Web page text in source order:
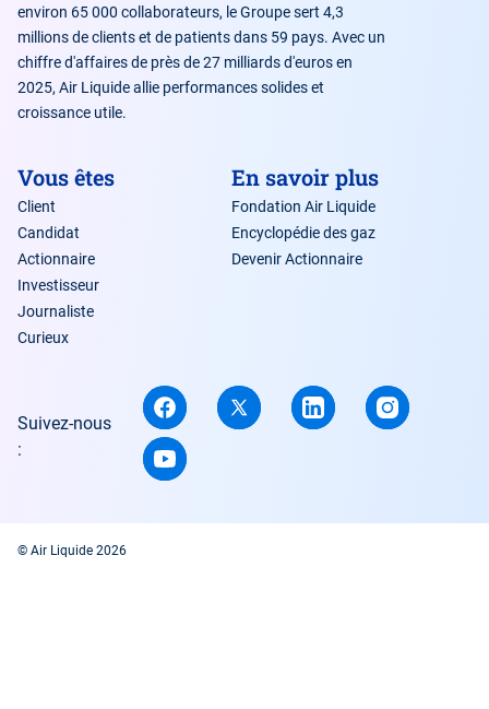
environ 65 000 collaborateurs, le Groupe sert 4,3
millions de clients et de patients dans 59 pays. Avec un
chiffre d'affaires de près de 27 milliards d'euros en
2025, Air Liquide allie performances solides et
croissance utile.
Vous êtes
Client
Candidat
Actionnaire
Investisseur
Journaliste
Curieux
En savoir plus
Fondation Air Liquide
Encyclopédie des gaz
Devenir Actionnaire
Suivez-nous
:
© Air Liquide 2026